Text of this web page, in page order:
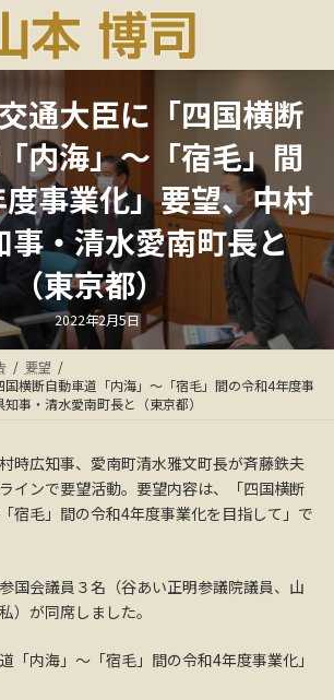
通大臣に「四国横断
内海」～「宿毛」間
事業化」要望、中村
事・清水愛南町長と
（東京都）
最
終
更
新
日
時
:
2022年2月5日
要望
横断自動車道「内海」～「宿毛」間の令和4年度事
事・清水愛南町長と（東京都）
時広知事、愛南町清水雅文町長が斉藤鉄夫
インで要望活動。要望内容は、「四国横断
宿毛」間の令和4年度事業化を目指して」で
国会議員３名（谷あい正明参議院議員、山
）が同席しました。
「内海」～「宿毛」間の令和4年度事業化」